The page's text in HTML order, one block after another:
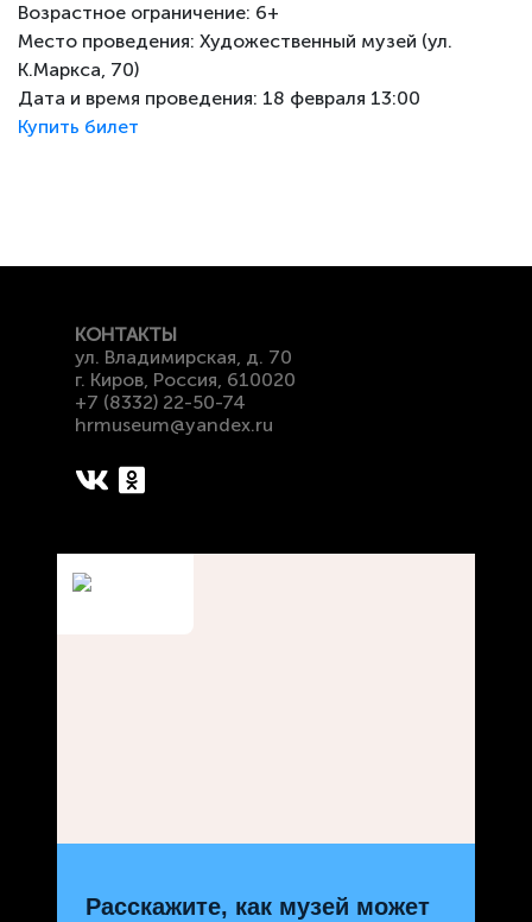
Возрастное ограничение: 6+
Место проведения: Художественный музей (ул.
К.Маркса, 70)
Дата и время проведения: 18 февраля 13:00
Купить билет
КОНТАКТЫ
ул. Владимирская, д. 70
г. Киров, Россия, 610020
+7 (8332) 22-50-74
hrmuseum@yandex.ru
Расскажите, как музей может